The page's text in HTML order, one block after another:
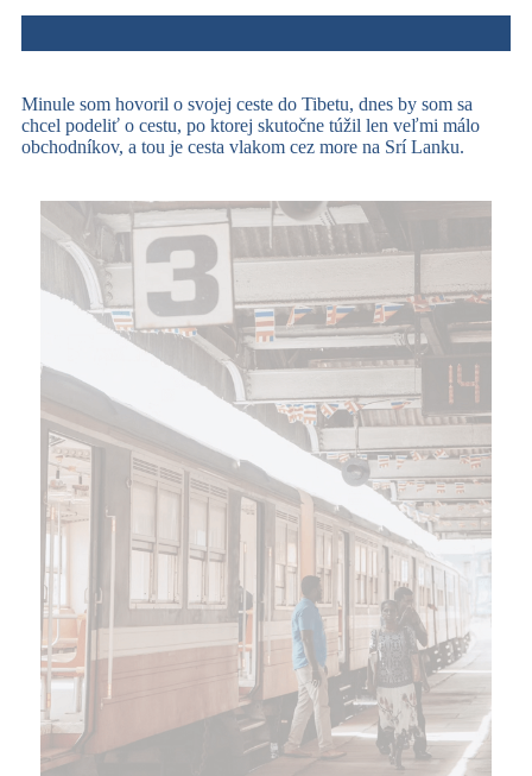
Minule som hovoril o svojej ceste do Tibetu, dnes by som sa
chcel podeliť o cestu, po ktorej skutočne túžil len veľmi málo
obchodníkov, a tou je cesta vlakom cez more na Srí Lanku.